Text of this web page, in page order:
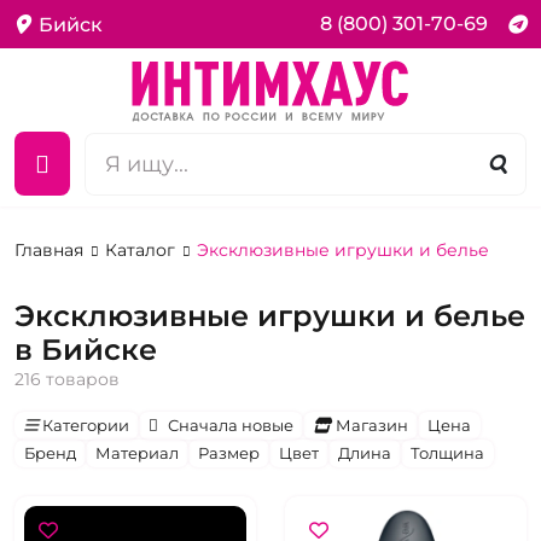
Бийск 8 (800) 301-70-69
Главная Каталог Эксклюзивные игрушки и белье
Эксклюзивные игрушки и белье
в Бийске
216 товаров
Категории Сначала новые Магазин
Цена
Бренд
Материал Размер Цвет Длина Толщина